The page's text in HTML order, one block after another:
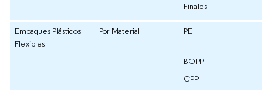
Finales
Empaques Plásticos
Flexibles
Por Material PE
BOPP
CPP